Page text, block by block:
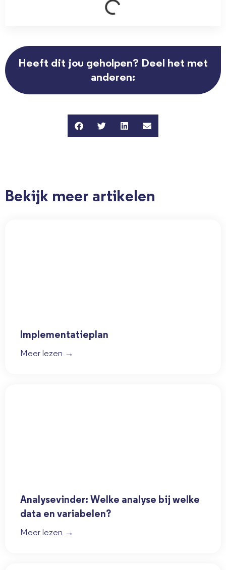
Heeft dit jou geholpen? Deel het met
anderen:
Bekijk meer artikelen
Implementatieplan
Meer lezen →
Analysevinder: Welke analyse bij welke
data en variabelen?
Meer lezen →